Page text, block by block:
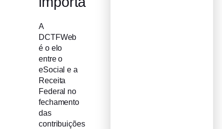
A
DCTFWeb
é o elo
entre o
eSocial e a
Receita
Federal no
fechamento
das
contribuições